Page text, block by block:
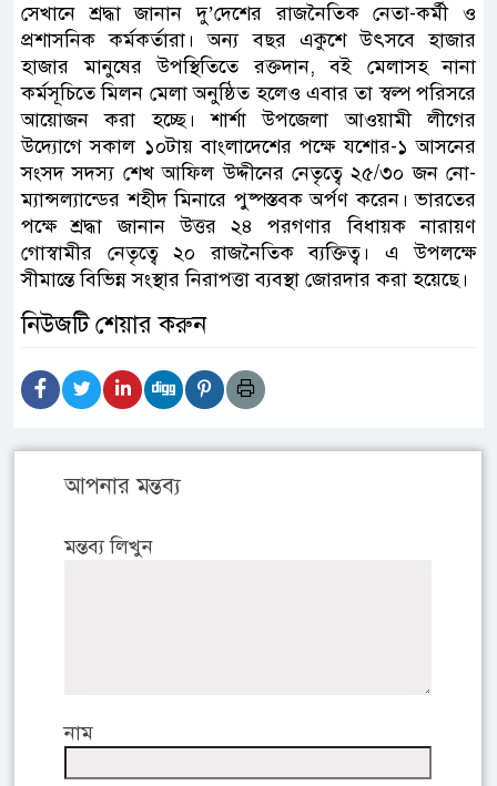
সেখানে শ্রদ্ধা জানান দু’দেশের রাজনৈতিক নেতা-কর্মী ও
প্রশাসনিক কর্মকর্তারা। অন্য বছর একুশে উৎসবে হাজার
হাজার মানুষের উপস্থিতিতে রক্তদান, বই মেলাসহ নানা
কর্মসূচিতে মিলন মেলা অনুষ্ঠিত হলেও এবার তা স্বল্প পরিসরে
আয়োজন করা হচ্ছে। শার্শা উপজেলা আওয়ামী লীগের
উদ্যোগে সকাল ১০টায় বাংলাদেশের পক্ষে যশোর-১ আসনের
সংসদ সদস্য শেখ আফিল উদ্দীনের নেতৃত্বে ২৫/৩০ জন নো-
ম্যান্সল্যান্ডের শহীদ মিনারে পুষ্পস্তবক অর্পণ করেন। ভারতের
পক্ষে শ্রদ্ধা জানান উত্তর ২৪ পরগণার বিধায়ক নারায়ণ
গোস্বামীর নেতৃত্বে ২০ রাজনৈতিক ব্যক্তিত্ব। এ উপলক্ষে
সীমান্তে বিভিন্ন সংস্থার নিরাপত্তা ব্যবস্থা জোরদার করা হয়েছে।
নিউজটি শেয়ার করুন
আপনার মন্তব্য
মন্তব্য লিখুন
নাম